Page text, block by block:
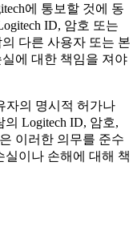
에 통보할 것에 동
ID, 암호 또는
다른 사용자 또는 본
에 대한 책임을 져야
자의 명시적 허가나
Logitech ID, 암호,
이러한 의무를 준수
이나 손해에 대해 책